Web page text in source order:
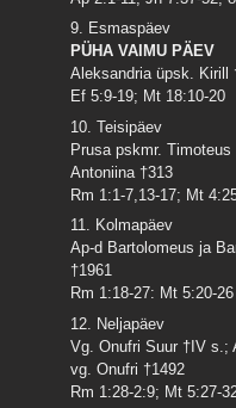
9. Esmaspäev
PÜHA VAIMU PÄEV
Aleksandria üpsk. Kirill
Ef 5:9-19; Mt 18:10-20
10. Teisipäev
Prusa pskmr.
Antoniina †313
Rm 1:1-7,13-17; Mt
11. Kolmapäev
Ap-d Bartolomeus ja
†1961
Rm 1:18-27: Mt 5:20-26
12. Neljapäev
Vg. Onufri Suur †IV s.;
vg. Onufri †1492
Rm 1:28-2:9; Mt 5:27-